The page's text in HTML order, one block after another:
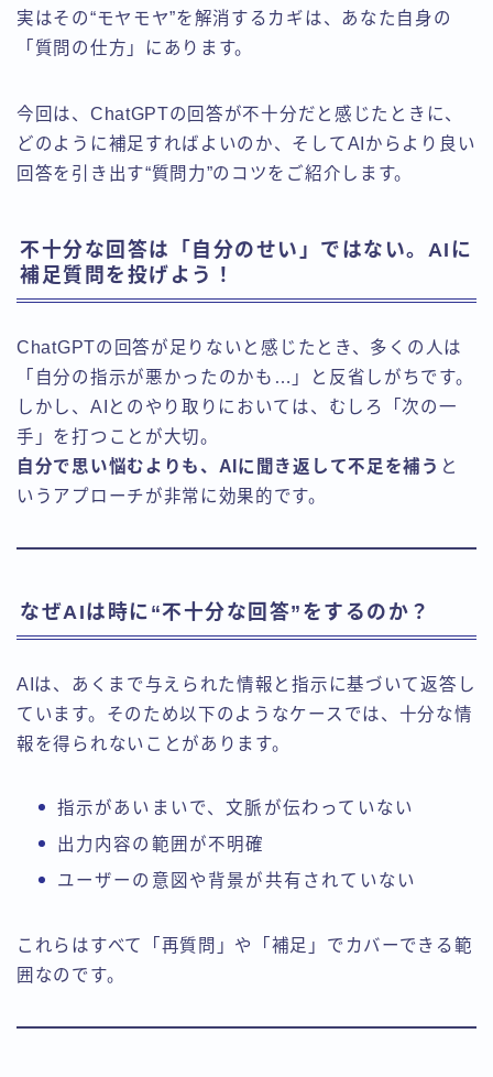
実はその“モヤモヤ”を解消するカギは、あなた自身の
「質問の仕方」にあります。
今回は、ChatGPTの回答が不十分だと感じたときに、
どのように補足すればよいのか、そしてAIからより良い
回答を引き出す“質問力”のコツをご紹介します。
不十分な回答は「自分のせい」ではない。AIに
補足質問を投げよう！
ChatGPTの回答が足りないと感じたとき、多くの人は
「自分の指示が悪かったのかも…」と反省しがちです。
しかし、AIとのやり取りにおいては、むしろ「次の一
手」を打つことが大切。
自分で思い悩むよりも、AIに聞き返して不足を補う と
いうアプローチが非常に効果的です。
なぜAIは時に“不十分な回答”をするのか？
AIは、あくまで与えられた情報と指示に基づいて返答し
ています。そのため以下のようなケースでは、十分な情
報を得られないことがあります。
指示があいまいで、文脈が伝わっていない
出力内容の範囲が不明確
ユーザーの意図や背景が共有されていない
これらはすべて「再質問」や「補足」でカバーできる範
囲なのです。